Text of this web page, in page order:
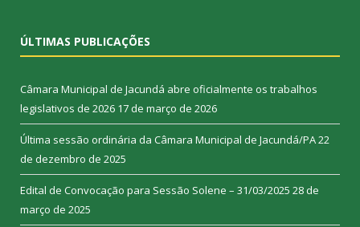
ÚLTIMAS PUBLICAÇÕES
Câmara Municipal de Jacundá abre oficialmente os trabalhos
legislativos de 2026 17 de março de 2026
Última sessão ordinária da Câmara Municipal de Jacundá/PA22
de dezembro de 2025
Edital de Convocação para Sessão Solene – 31/03/2025 28 de
março de 2025